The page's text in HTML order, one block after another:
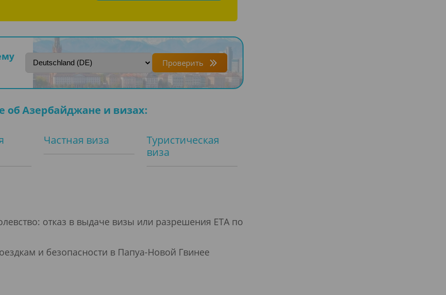
Проверить
об Азербайджане и визах:
Частная виза
Туристическая
виза
отказ в выдаче визы или разрешения ETA по
и безопасности в Папуа-Новой Гвинее